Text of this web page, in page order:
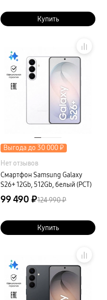
Купить
Выгода до 30 000 ₽
Нет отзывов
Смартфон Samsung Galaxy
S26+ 12Gb, 512Gb, белый (РСТ)
99 490 ₽124 990 ₽
Купить